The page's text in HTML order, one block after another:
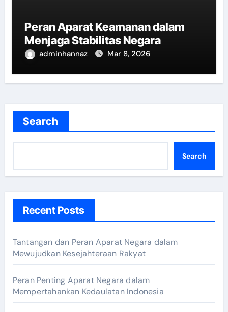
Peran Aparat Keamanan dalam
Menjaga Stabilitas Negara
adminhannaz Mar 8, 2026
Search
Search
Recent Posts
Tantangan dan Peran Aparat Negara dalam
Mewujudkan Kesejahteraan Rakyat
Peran Penting Aparat Negara dalam
Mempertahankan Kedaulatan Indonesia